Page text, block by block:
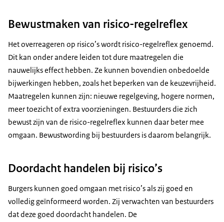
Bewustmaken van risico-regelreflex
Het overreageren op risico’s wordt risico-regelreflex genoemd.
Dit kan onder andere leiden tot dure maatregelen die
nauwelijks effect hebben. Ze kunnen bovendien onbedoelde
bijwerkingen hebben, zoals het beperken van de keuzevrijheid.
Maatregelen kunnen zijn: nieuwe regelgeving, hogere normen,
meer toezicht of extra voorzieningen. Bestuurders die zich
bewust zijn van de risico-regelreflex kunnen daar beter mee
omgaan. Bewustwording bij bestuurders is daarom belangrijk.
Doordacht handelen bij risico’s
Burgers kunnen goed omgaan met risico’s als zij goed en
volledig geïnformeerd worden. Zij verwachten van bestuurders
dat deze goed doordacht handelen. De